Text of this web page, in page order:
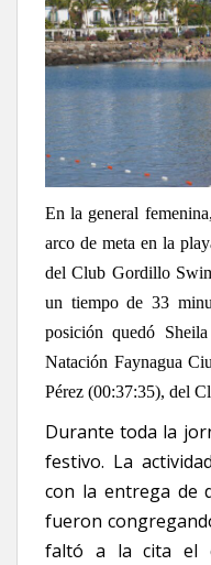
En la general
arco de meta en la
del Club Gordillo
un tiempo de 33
posición quedó
Natación Faynagua
Pérez (00:37:35), del
Durante toda la
festivo. La
con la entrega de
fueron
faltó a la cita el